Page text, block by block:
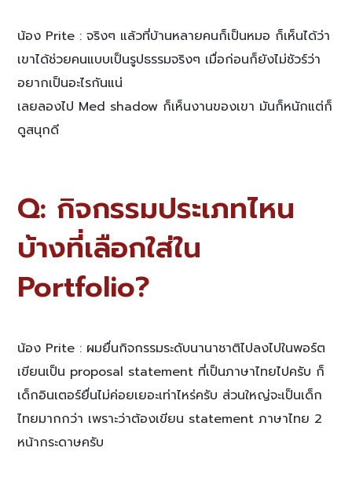
น้อง Prite : จริงๆ แล้วที่บ้านหลายคนก็เป็นหมอ ก็เห็นได้ว่า
เขาได้ช่วยคนแบบเป็นรูปธรรมจริงๆ เมื่อก่อนก็ยังไม่ชัวร์ว่า
อยากเป็นอะไรกันแน่
เลยลองไป Med shadow ก็เห็นงานของเขา มันก็หนักแต่ก็
ดูสนุกดี
Q: กิจกรรมประเภทไหน
บ้างที่เลือกใส่ใน
Portfolio?
น้อง Prite : ผมยื่นกิจกรรมระดับนานาชาติไปลงไปในพอร์ต
เขียนเป็น proposal statement ที่เป็นภาษาไทยไปครับ ก็
เด็กอินเตอร์ยื่นไม่ค่อยเยอะเท่าไหร่ครับ ส่วนใหญ่จะเป็นเด็ก
ไทยมากกว่า เพราะว่าต้องเขียน statement ภาษาไทย 2
หน้ากระดาษครับ